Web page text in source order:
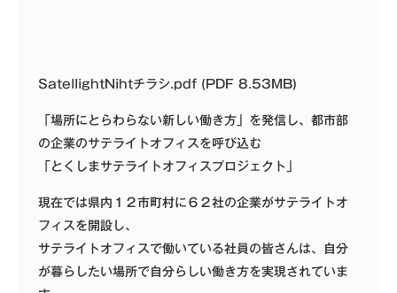
SatellightNihtチラシ.pdf (PDF 8.53MB)
「場所にとらわらない新しい働き方」を発信し、都市部
の企業のサテライトオフィスを呼び込む
「とくしまサテライトオフィスプロジェクト」
現在では県内１２市町村に６２社の企業がサテライトオ
フィスを開設し、
サテライトオフィスで働いている社員の皆さんは、自分
が暮らしたい場所で自分らしい働き方を実現されていま